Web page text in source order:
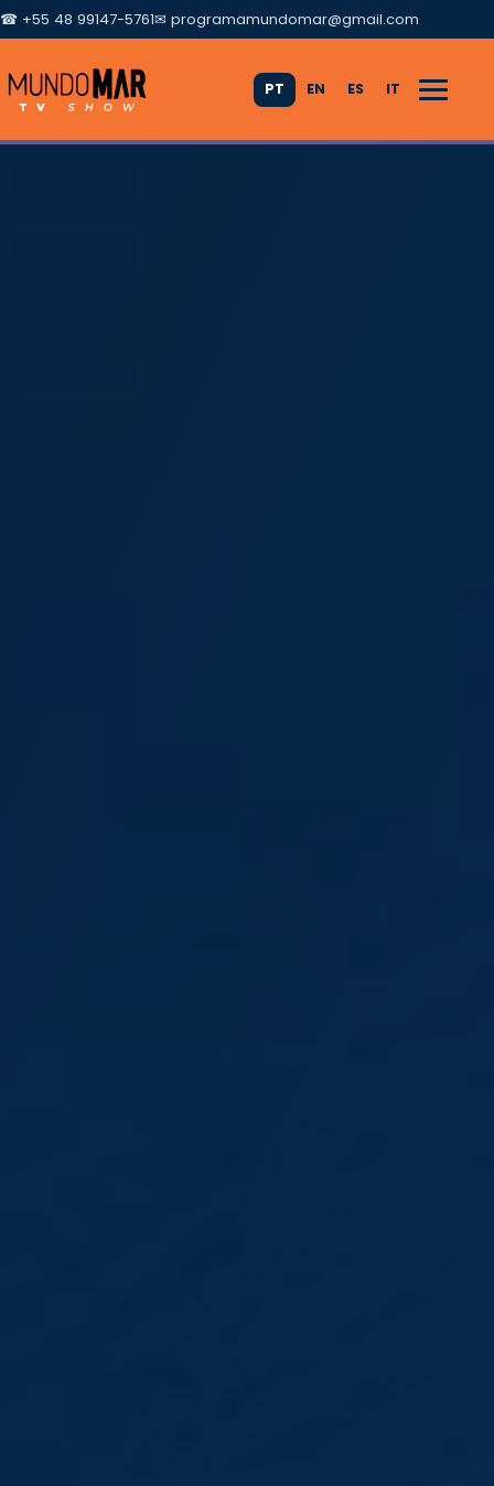
☎ +55 48 99147-5761✉ programamundomar@gmail.com
PT EN ES IT